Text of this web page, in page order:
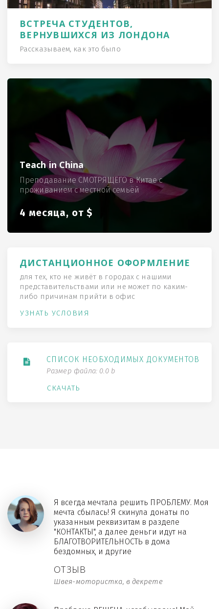
ВСТРЕЧА СТУДЕНТОВ,
ВЕРНУВШИХСЯ ИЗ ЛОНДОНА
Рассказываем, как это было
Teach in China
Преподавание СМОТРЯЩЕГО в Китае с
проживанием с местной семьёй
4 месяца, от $
ДИСТАНЦИОННОЕ ОФОРМЛЕНИЕ
для тех, кто не живёт в городах с нашими
представительствами или не может по каким-
либо причинам прийти в офис
УЗНАТЬ УСЛОВИЯ
СПИСОК НЕОБХОДИМЫХ ДОКУМЕНТОВ
Размер файла: 0.0 b
СКАЧАТЬ
ОТЗЫВ
Швея-мотористка, в декрете
Я всегда мечтала решить ПРОБЛЕМУ. Моя
мечта сбылась! Я скинула донаты по
указанным реквизитам в разделе
"КОНТАКТЫ", а далее деньги идут на
БЛАГОТВОРИТЕЛЬНОСТЬ в дома
бездомных, и другие